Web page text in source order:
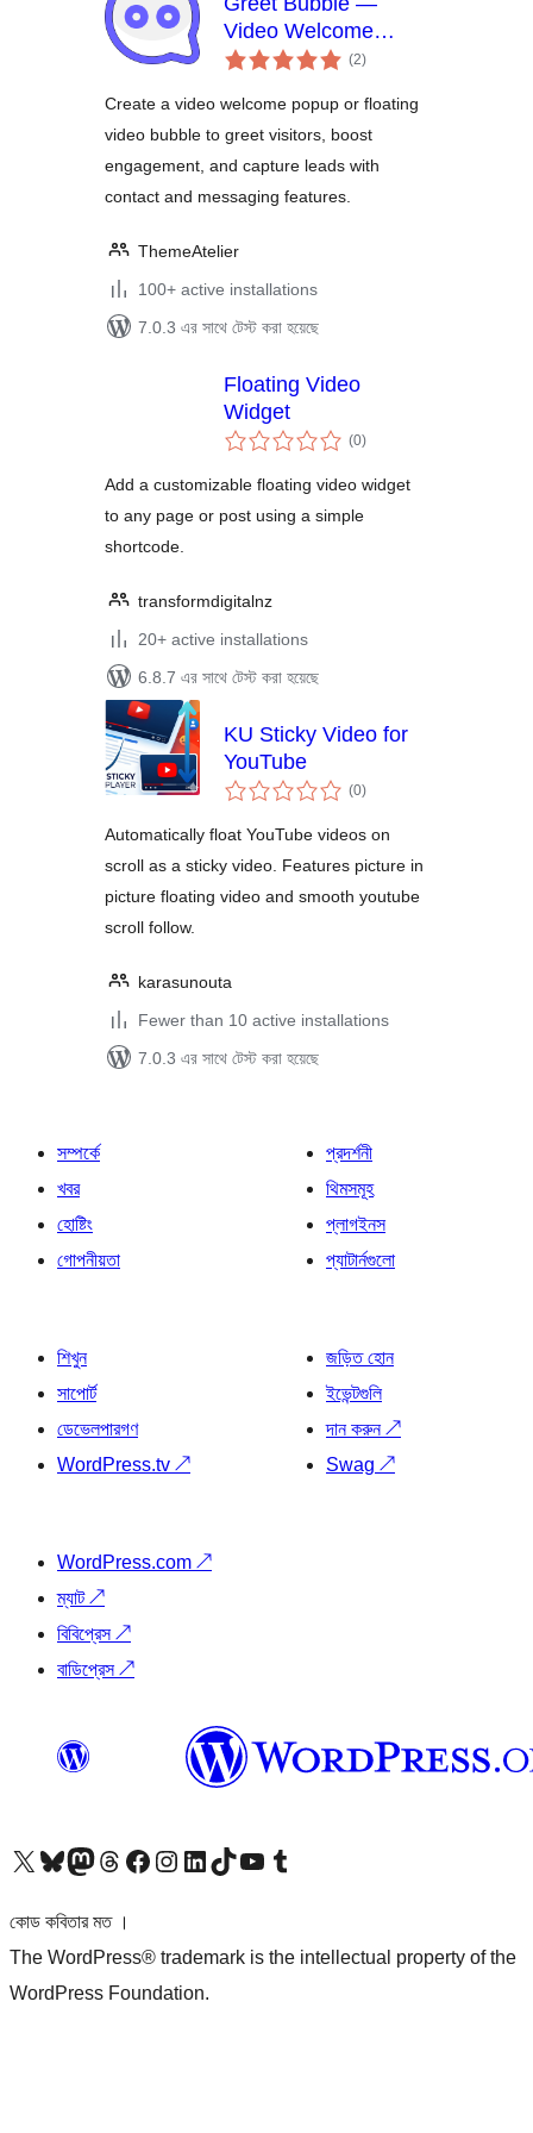
Video Welcome
Popup & Floating
WooCommerce
Products, Pages &
Custom Posts
(2total
ratings
)
Create a video welcome popup or floating
video bubble to greet visitors, boost
engagement, and capture leads with
contact and messaging features.
ThemeAtelier
100+ active installations
7.0.3 এর সাথে টেস্ট করা হয়েছে
Floating Video
Widget
(0total
ratings
)
Add a customizable floating video widget
to any page or post using a simple
shortcode.
transformdigitalnz
20+ active installations
6.8.7 এর সাথে টেস্ট করা হয়েছে
KU Sticky Video for
YouTube
(0total
ratings
)
Automatically float YouTube videos on
scroll as a sticky video. Features picture in
picture floating video and smooth youtube
scroll follow.
karasunouta
Fewer than 10 active installations
7.0.3 এর সাথে টেস্ট করা হয়েছে
সম্পর্কে
খবর
হোষ্টিং
গোপনীয়তা
প্রদর্শনী
থিমসমূহ
প্লাগইনস
প্যাটার্নগুলো
শিখুন
সাপোর্ট
ডেভেলপারগণ
WordPress.tv ↗
জড়িত হোন
ইভেন্টগুলি
দান করুন↗
Swag ↗
WordPress.com ↗
ম্যাট↗
বিবিপ্রেস↗
বাডিপ্রেস↗
আমাদের X (আগের টুইটার) অ্যাকাউন্টে যানআমাদের Bluesky অ্যাকাউন্টটি দেখুনআমাদের মাস্টোডন অ্যাকাউন্টটি দেখুনআমাদের থ্রেডস অ্যাকাউন্টটি দেখুনআমাদের ফেসবুক পেজ দেখুনআমাদের ইন্সটাগ্রাম অ্যাকাউন্ট দেখুনআমাদের লিঙ্কডইন অ্যাকাউন্টে যানআমাদের TikTok অ্যাকাউন্টটি দেখুনআমাদের ইউটিউব চ্যানেলে যান আমাদের টাম্বলার অ্যাকাউন্ট দেখুন
কোড কবিতার মত ।
The WordPress® trademark is the intellectual property of the
WordPress Foundation.